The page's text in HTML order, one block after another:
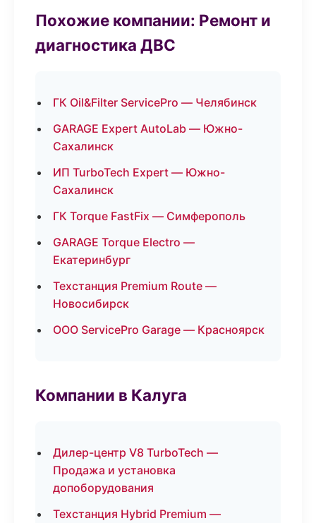
Похожие компании: Ремонт и
диагностика ДВС
ГК Oil&Filter ServicePro — Челябинск
GARAGE Expert AutoLab — Южно-
Сахалинск
ИП TurboTech Expert — Южно-
Сахалинск
ГК Torque FastFix — Симферополь
GARAGE Torque Electro —
Екатеринбург
Техстанция Premium Route —
Новосибирск
ООО ServicePro Garage — Красноярск
Компании в Калуга
Дилер-центр V8 TurboTech —
Продажа и установка
допоборудования
Техстанция Hybrid Premium —